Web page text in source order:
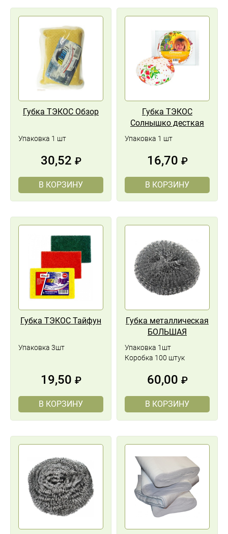
Губка ТЭКОС Обзор
Упаковка 1 шт
30,52 ₽
В КОРЗИНУ
Губка ТЭКОС
Солнышко десткая
Упаковка 1 шт
16,70 ₽
В КОРЗИНУ
Губка ТЭКОС Тайфун
Упаковка 3шт
19,50 ₽
В КОРЗИНУ
Губка металлическая
БОЛЬШАЯ
Упаковка 1шт
Коробка 100 штук
60,00 ₽
В КОРЗИНУ